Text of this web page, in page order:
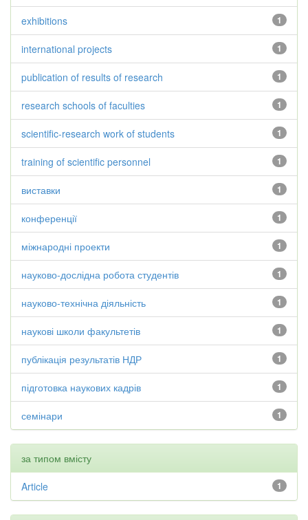
1
exhibitions
1
international projects
1
publication of results of research
1
research schools of faculties
1
scientific-research work of students
1
training of scientific personnel
1
виставки
1
конференції
1
міжнародні проекти
1
науково-дослідна робота студентів
1
науково-технічна діяльність
1
наукові школи факультетів
1
публікація результатів НДР
1
підготовка наукових кадрів
1
семінари
за типом вмісту
1
Article